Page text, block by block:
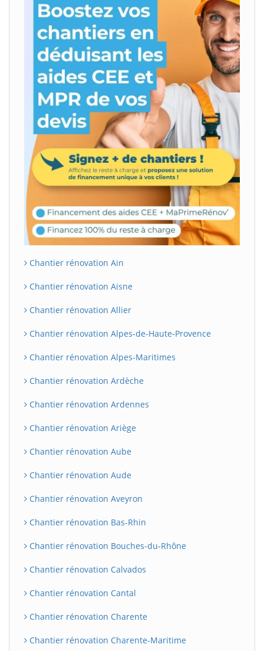
Chantier rénovation Ain
Chantier rénovation Aisne
Chantier rénovation Allier
Chantier rénovation Alpes-de-Haute-Provence
Chantier rénovation Alpes-Maritimes
Chantier rénovation Ardèche
Chantier rénovation Ardennes
Chantier rénovation Ariège
Chantier rénovation Aube
Chantier rénovation Aude
Chantier rénovation Aveyron
Chantier rénovation Bas-Rhin
Chantier rénovation Bouches-du-Rhône
Chantier rénovation Calvados
Chantier rénovation Cantal
Chantier rénovation Charente
Chantier rénovation Charente-Maritime